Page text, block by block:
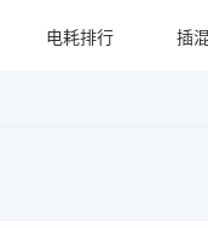
电耗排行 插